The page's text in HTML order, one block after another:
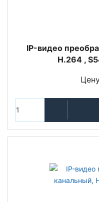
IP-видео
H.264 ,